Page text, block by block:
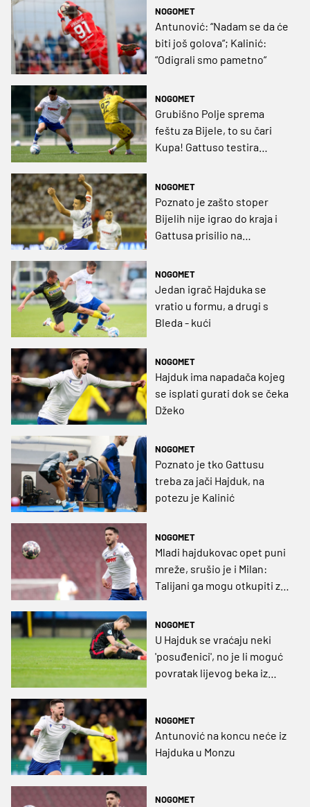
NOGOMET
Antunović: “Nadam se da će
biti još golova“; Kalinić:
“Odigrali smo pametno“
NOGOMET
Grubišno Polje sprema
feštu za Bijele, to su čari
Kupa! Gattuso testira
NOGOMET
Poznato je zašto stoper
Bijelih nije igrao do kraja i
Gattusa prisilio na
NOGOMET
Jedan igrač Hajduka se
vratio u formu, a drugi s
Bleda - kući
NOGOMET
Hajduk ima napadača kojeg
se isplati gurati dok se čeka
Džeko
NOGOMET
Poznato je tko Gattusu
treba za jači Hajduk, na
potezu je Kalinić
NOGOMET
Mladi hajdukovac opet puni
mreže, srušio je i Milan:
Talijani ga mogu otkupiti za
NOGOMET
U Hajduk se vraćaju neki
'posuđenici', no je li moguć
povratak lijevog beka iz
NOGOMET
Antunović na koncu neće iz
Hajduka u Monzu
NOGOMET